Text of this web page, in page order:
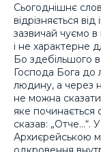
Сьогоднішнє
відрізняється
зазвичай чуємо
і не характерне
Бо здебільшого
Господа Бога до
людину, а через
не можна
яке починається
сказав: „Отче…“.
Архиєрейською